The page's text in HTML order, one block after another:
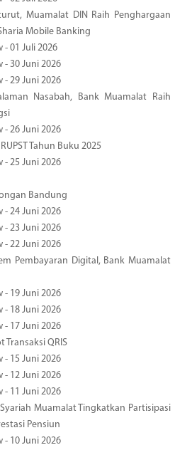
Muamalat DIN Raih Penghargaan
Mobile Banking
01 Juli 2026
- 30 Juni 2026
- 29 Juni 2026
Nasabah, Bank Muamalat Raih
- 26 Juni 2026
Tahun Buku 2025
- 25 Juni 2026
Bandung
- 24 Juni 2026
- 23 Juni 2026
- 22 Juni 2026
Pembayaran Digital, Bank Muamalat
- 19 Juni 2026
- 18 Juni 2026
- 17 Juni 2026
Transaksi QRIS
- 15 Juni 2026
- 12 Juni 2026
- 11 Juni 2026
Muamalat Tingkatkan Partisipasi
Pensiun
- 10 Juni 2026